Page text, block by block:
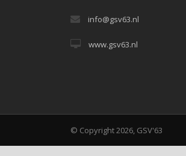
info@gsv63.nl
www.gsv63.nl
© Copyright 2026, GSV'63